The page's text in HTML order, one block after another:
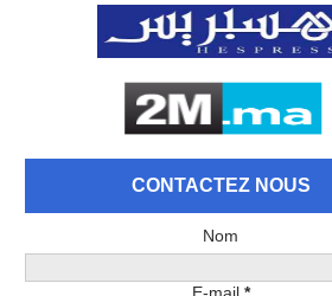
CONTACTEZ NOUS
Nom
E-mail *